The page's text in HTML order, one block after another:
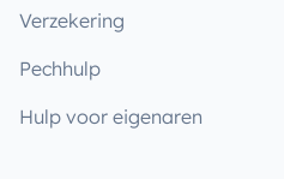
Verzekering
Pechhulp
Hulp voor eigenaren